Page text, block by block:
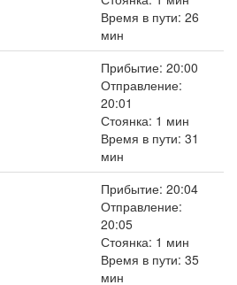
Время в пути: 26
мин
Прибытие: 20:00
Отправление:
20:01
Стоянка: 1 мин
Время в пути: 31
мин
Прибытие: 20:04
Отправление:
20:05
Стоянка: 1 мин
Время в пути: 35
мин